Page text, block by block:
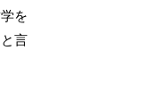
を
言